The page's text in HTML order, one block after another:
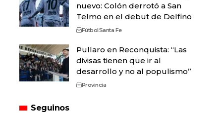
nuevo: Colón derrotó a San
Telmo en el debut de Delfino
FútbolSanta Fe
Pullaro en Reconquista: “Las
divisas tienen que ir al
desarrollo y no al populismo”
Provincia
Seguinos